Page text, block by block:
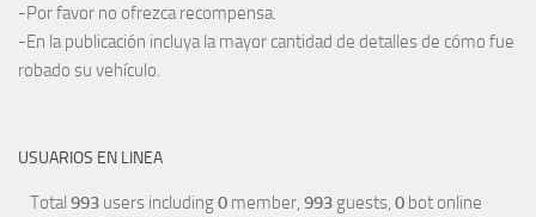
-Por favor no ofrezca recompensa.
-En la publicación incluya la mayor cantidad de detalles de cómo fue
robado su vehículo.
USUARIOS EN LINEA
Total 993 users including0 member, 993 guests, 0 bot online